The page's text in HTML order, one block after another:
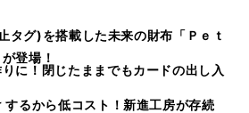
タグ)を搭載した未来の財布「Ｐｅｔ
登場！
に！閉じたままでもカードの出し入
するから低コスト！新進工房が存続